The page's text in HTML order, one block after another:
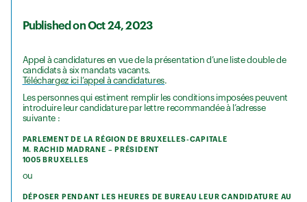
Published on Oct 24, 2023
Appel à candidatures en vue de la présentation d’une liste double de
candidats à six mandats vacants.
Téléchargez ici l’appel à candidatures.
Les personnes qui estiment remplir les conditions imposées peuvent
introduire leur candidature par lettre recommandée à l’adresse
suivante :
PARLEMENT DE LA RÉGION DE BRUXELLES-CAPITALE
M. RACHID MADRANE – PRÉSIDENT
1005 BRUXELLES
ou
DÉPOSER PENDANT LES HEURES DE BUREAU LEUR CANDIDATURE AU